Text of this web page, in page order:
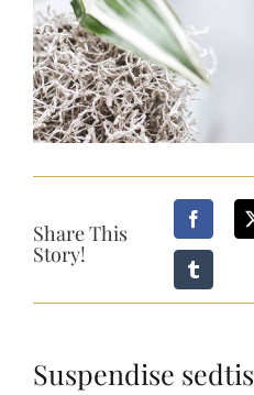
Share This
Story!
Suspendise sedtis